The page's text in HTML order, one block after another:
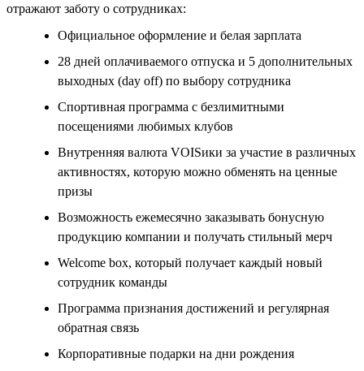
отражают заботу о сотрудниках:
Официальное оформление и белая зарплата
28 дней оплачиваемого отпуска и 5 дополнительных
выходных (day off) по выбору сотрудника
Спортивная программа с безлимитными
посещениями любимых клубов
Внутренняя валюта VOISики за участие в различных
активностях, которую можно обменять на ценные
призы
Возможность ежемесячно заказывать бонусную
продукцию компании и получать стильный мерч
Welcome box, который получает каждый новый
сотрудник команды
Программа признания достижений и регулярная
обратная связь
Корпоративные подарки на дни рождения